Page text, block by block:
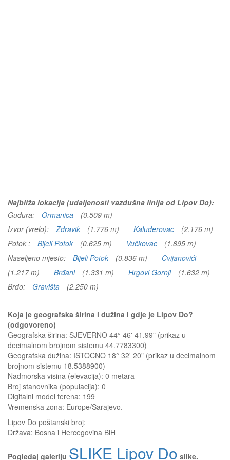
Najbliža lokacija (udaljenosti vazdušna linija od Lipov Do):
Gudura:
Ormanica
(0.509 m)
Izvor (vrelo):
Zdravik (1.776 m) Kaluderovac
(2.176 m)
Potok :
Bijeli Potok (0.625 m) Vučkovac
(1.895 m)
Naseljeno mjesto:
Bijeli Potok (0.836 m)
Cvijanovići
(1.217 m)
Brđani (1.331 m) Hrgovi Gornji
(1.632 m)
Brdo:
Gravišta (2.250 m)
Koja je geografska širina i dužina i gdje je Lipov Do?
(odgovoreno)
Geografska širina: SJEVERNO 44° 46' 41.99" (prikaz u
decimalnom brojnom sistemu 44.7783300)
Geografska dužina: ISTOČNO 18° 32' 20" (prikaz u decimalnom
brojnom sistemu 18.5388900)
Nadmorska visina (elevacija): 0 metara
Broj stanovnika (populacija): 0
Digitalni model terena: 199
Vremenska zona: Europe/Sarajevo.
Lipov Do poštanski broj:
Država: Bosna i Hercegovina BiH
Pogledaj galeriju SLIKE Lipov Do slike.